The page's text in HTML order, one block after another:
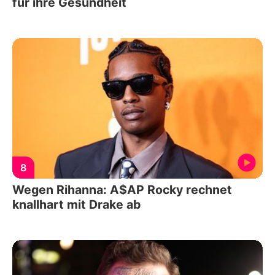
8
Wegen Rihanna: A$AP Rocky rechnet
knallhart mit Drake ab